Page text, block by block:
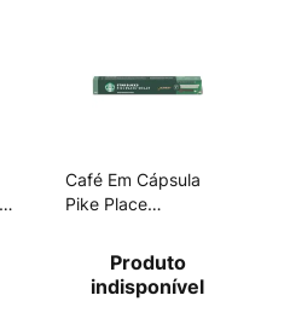
Café Em Cápsula
Pike Place
Produto
indisponível